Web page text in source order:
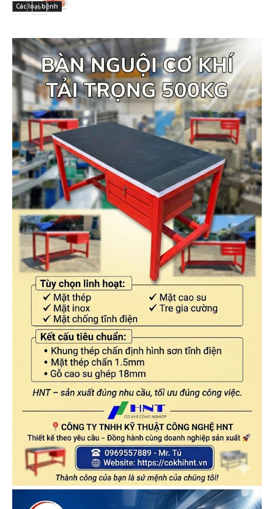
Các loại bệnh